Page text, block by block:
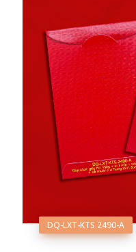
DQ-LXT-KTS 2490-A